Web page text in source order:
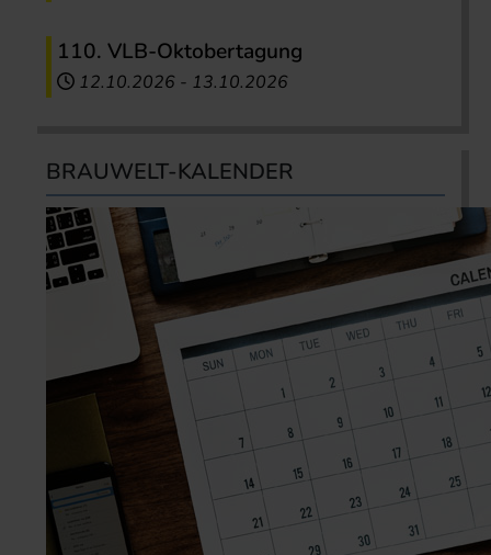
110. VLB-Oktobertagung
12.10.2026 - 13.10.2026
BRAUWELT-KALENDER